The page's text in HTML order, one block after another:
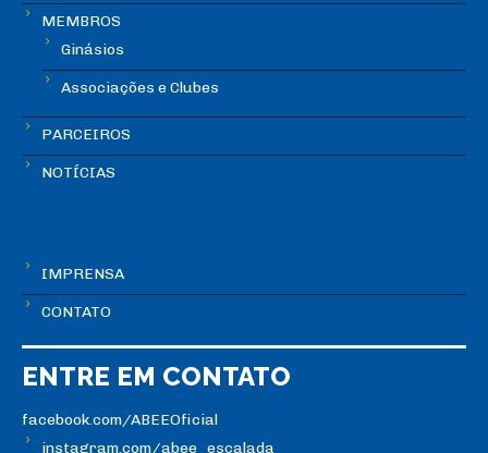
MEMBROS
Ginásios
Associações e Clubes
PARCEIROS
NOTÍCIAS
IMPRENSA
CONTATO
ENTRE EM CONTATO
facebook.com/ABEEOficial
instagram.com/abee_escalada